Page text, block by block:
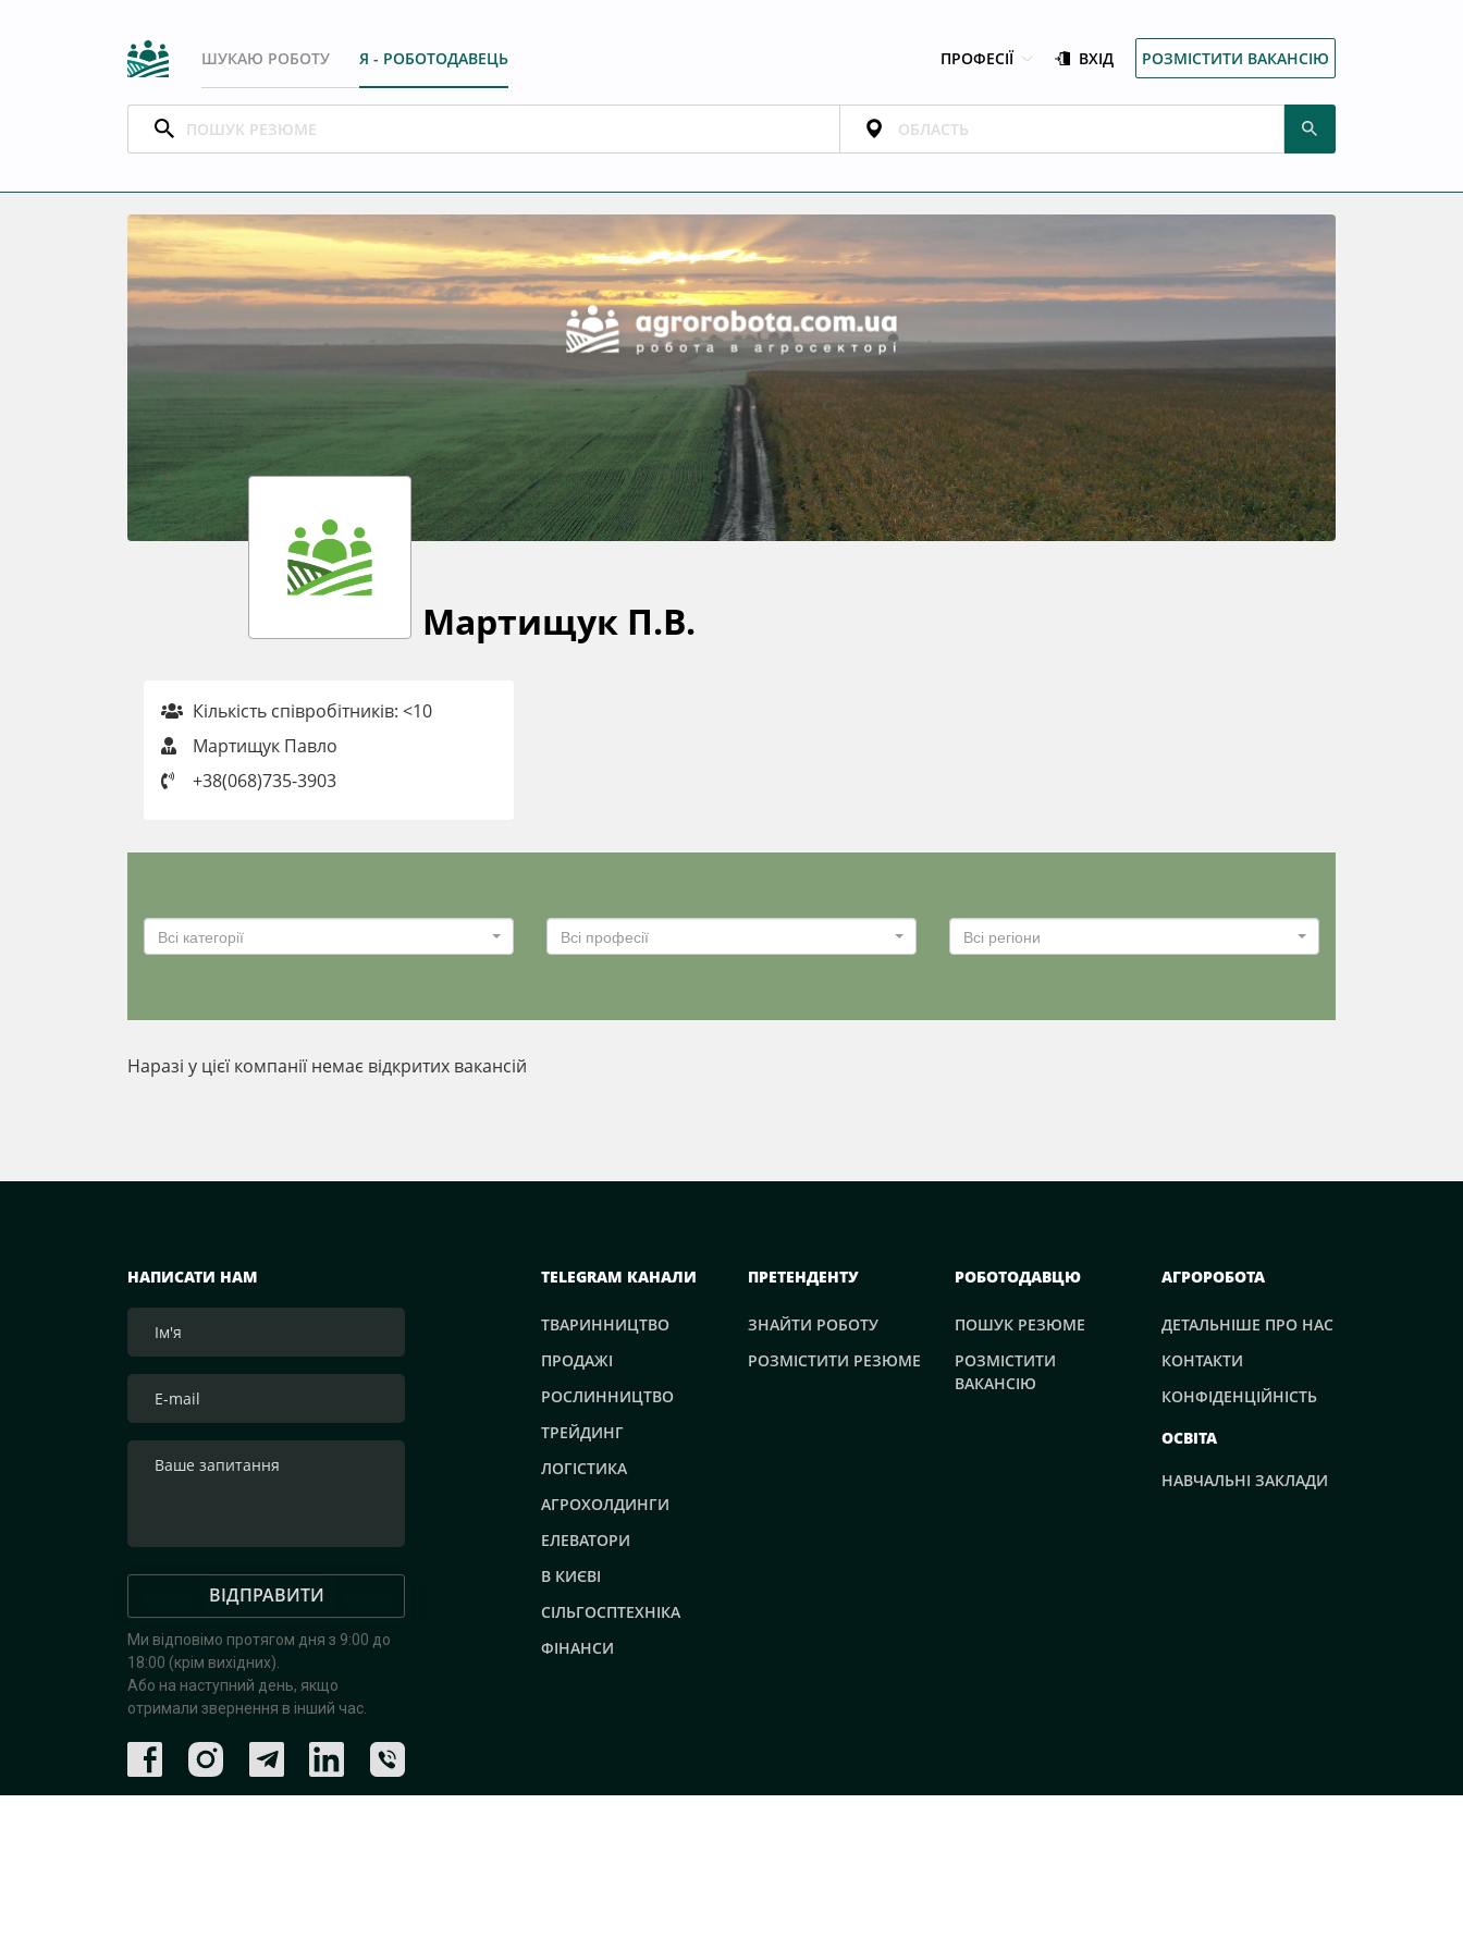
ШУКАЮ РОБОТУ Я - РОБОТОДАВЕЦЬ ПРОФЕСІЇ ВХІД РОЗМІСТИТИ ВАКАНСІЮ
Мартищук П.В.
Кількість співробітників: <10
Мартищук Павло
+38(068)735-3903
Всі категорії Всі професії Всі регіони
Наразі у цієї компанії немає відкритих вакансій
НАПИСАТИ НАМ
ВІДПРАВИТИ
Ми відповімо протягом дня з 9:00 до
18:00 (крім вихідних).
Або на наступний день, якщо
отримали звернення в інший час.
TELEGRAM КАНАЛИ
ТВАРИННИЦТВО
ПРОДАЖІ
РОСЛИННИЦТВО
ТРЕЙДИНГ
ЛОГІСТИКА
АГРОХОЛДИНГИ
ЕЛЕВАТОРИ
В КИЄВІ
СІЛЬГОСПТЕХНІКА
ФІНАНСИ
ПРЕТЕНДЕНТУ
ЗНАЙТИ РОБОТУ
РОЗМІСТИТИ РЕЗЮМЕ
РОБОТОДАВЦЮ
ПОШУК РЕЗЮМЕ
РОЗМІСТИТИ
ВАКАНСІЮ
АГРОРОБОТА
ДЕТАЛЬНІШЕ ПРО НАС
КОНТАКТИ
КОНФІДЕНЦІЙНІСТЬ
ОСВІТА
НАВЧАЛЬНІ ЗАКЛАДИ